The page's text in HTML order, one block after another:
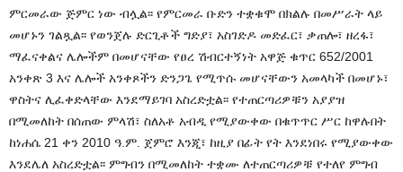
ምርመራው ጅምር ነው ብሏል፡፡ የምርመራ ቡድን ተቋቁሞ በክልሉ በመሥራት ላይ
መሆኑን ገልጿል፡፡ የወንጀሉ ድርጊቶች ግድያ፣ አስገድዶ መድፈር፣ ቃጠሎ፣ ዘረፋ፣
ማፈናቀልና ሌሎችም በመሆናቸው የፀረ ሽብርተኝነት አዋጅ ቁጥር 652/2001
አንቀጽ 3 እና ሌሎች አንቀጾችን ድንጋጌ የሚጥሱ መሆናቸውን አመላካች በመሆኑ፣
ዋስትና ሊፈቀድላቸው እንደማይገባ አስረድቷል፡፡ የተጠርጣሪዎቹን አያያዝ
በሚመለከት በሰጠው ምላሽ፣ ስለአቶ አብዲ የሚያውቀው በቁጥጥር ሥር ከዋሉበት
ከነሐሴ 21 ቀን 2010 ዓ.ም. ጀምሮ እንጂ፣ ከዚያ በፊት የት እንደነበሩ የሚያውቀው
እንደሌለ አስረድቷል፡፡ ምግብን በሚመለከት ተቋሙ ለተጠርጣሪዎቹ የተለየ ምግብ